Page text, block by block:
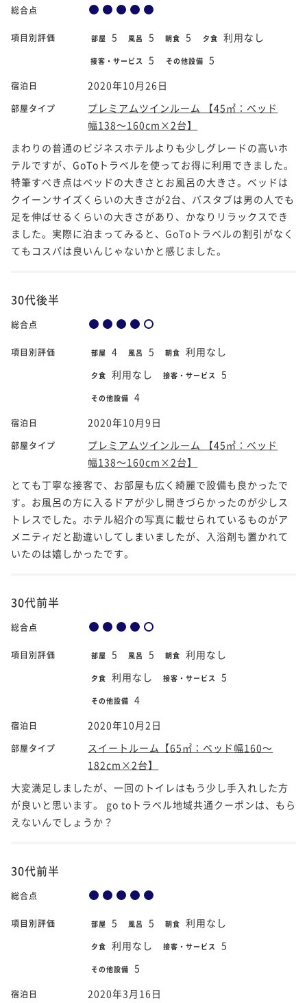
総合点
項目別評価 部屋 5 風呂 5 朝食 5 夕食 利用なし
接客・サービス 5 その他設備 5
宿泊日 2020年10月26日
部屋タイプ
プレミアムツインルーム 【45㎡：ベッド
幅138～160cm×2台】
まわりの普通のビジネスホテルよりも少しグレードの高いホ
テルですが、GoToトラベルを使ってお得に利用できました。
特筆すべき点はベッドの大きさとお風呂の大きさ。ベッドは
クイーンサイズくらいの大きさが2台、バスタブは男の人でも
足を伸ばせるくらいの大きさがあり、かなりリラックスでき
ました。実際に泊まってみると、GoToトラベルの割引がなく
てもコスパは良いんじゃないかと感じました。
30代後半
総合点
項目別評価 部屋 4 風呂 5 朝食 利用なし
夕食 利用なし 接客・サービス 5
その他設備 4
宿泊日 2020年10月9日
部屋タイプ
プレミアムツインルーム 【45㎡：ベッド
幅138～160cm×2台】
とても丁寧な接客で、お部屋も広く綺麗で設備も良かったで
す。お風呂の方に入るドアが少し開きづらかったのが少しス
トレスでした。ホテル紹介の写真に載せられているものがア
メニティだと勘違いしてしまいましたが、入浴剤も置かれて
いたのは嬉しかったです。
30代前半
総合点
項目別評価 部屋 5 風呂 5 朝食 利用なし
夕食 利用なし 接客・サービス 5
その他設備 4
宿泊日 2020年10月2日
部屋タイプ
スイートルーム【65㎡：ベッド幅160～
182cm×2台】
大変満足しましたが、一回のトイレはもう少し手入れした方
が良いと思います。 go toトラベル地域共通クーポンは、もら
えないんでしょうか？
30代前半
総合点
項目別評価 部屋 5 風呂 5 朝食 利用なし
夕食 利用なし 接客・サービス 5
その他設備 5
宿泊日 2020年3月16日